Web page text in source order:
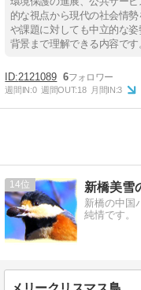
的な視点から現代の社会情
や課題に対しても中立的な
背景まで理解できる内容です
2121089 6
週間IN:0 週間OUT:18 月間IN:3
14 新橋美雪
新橋の中国
純情です。